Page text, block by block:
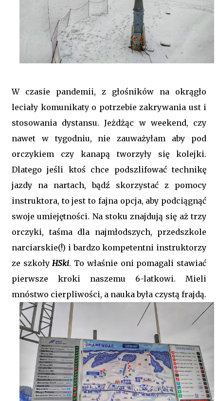
W czasie pandemii, z głośników na okrągło
leciały komunikaty o potrzebie zakrywania ust i
stosowania dystansu. Jeżdżąc w weekend, czy
nawet w tygodniu, nie zauważyłam aby pod
orczykiem czy kanapą tworzyły się kolejki.
Dlatego jeśli ktoś chce podszlifować technikę
jazdy na nartach, bądź skorzystać z pomocy
instruktora, to jest to fajna opcja, aby podciągnąć
swoje umiejętności. Na stoku znajdują się aż trzy
orczyki, taśma dla najmłodszych, przedszkole
narciarskie(!) i bardzo kompetentni instruktorzy
ze szkołyHSki. To właśnie oni pomagali stawiać
pierwsze kroki naszemu 6-latkowi. Mieli
mnóstwo cierpliwości, a nauka była czystą frajdą.